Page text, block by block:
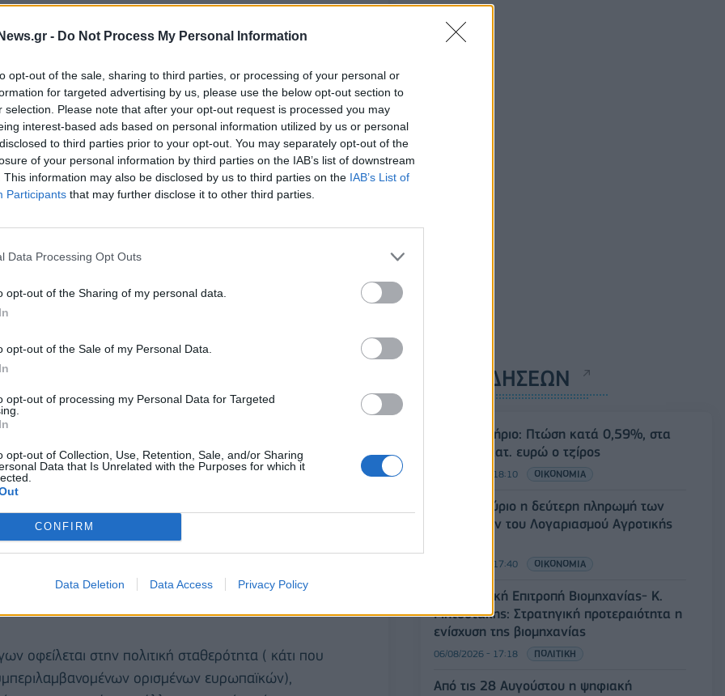
- Do Not Process My Personal Information
opt-out of the sale, sharing to third parties, or processing of your personal or
for targeted advertising by us, please use the below opt-out section to
selection. Please note that after your opt-out request is processed you may
interest-based ads based on personal information utilized by us or personal
to third parties prior to your opt-out. You may separately opt-out of the
of your personal information by third parties on the IAB’s list of downstream
This information may also be disclosed by us to third parties on the IAB’s List of
Participants that may further disclose it to other third parties.
Data Processing Opt Outs
opt-out of the Sharing of my personal data.
opt-out of the Sale of my Personal Data.
opt-out of processing my Personal Data for Targeted
opt-out of Collection, Use, Retention, Sale, and/or Sharing
Data that Is Unrelated with the Purposes for which it
CONFIRM
Data Deletion Data Access Privacy Policy
στις διεθνείς αγορές ομολόγων, η εγχώρια
αγορά ομολόγων, τόνιζαν αναλυτές στο
αγορές κλονίζονταν από την ανησυχία για
σημείωσαν ράλι.
αρχή του χρόνου ήταν στα επίπεδα των 85 και 90
φθηνότερα ακόμη και από την Ιταλία
από το εξωτερικό ύψους 7,5 δισ.
όταν το αντίστοιχο ποσό για ολόκληρο το
(3,5 δισ. ευρώ), τον Ιούνιο (1,6 δισ. ευρώ )
οφείλεται στην πολιτική σταθερότητα ( κάτι που
ορισμένων ευρωπαϊκών),
ΡΟΗ ΕΙΔΗΣΕΩΝ
Χρηματιστήριο: Πτώση κατά 0,59%, στα
320,42 εκατ. ευρώ ο τζίρος
06/08/2026 - 18:10 ΟΙΚΟΝΟΜΙΑ
ΟΠΕΚΑ: Αύριο η δεύτερη πληρωμή των
δικαιούχων του Λογαριασμού Αγροτικής
06/08/2026 - 17:40 ΟΙΚΟΝΟΜΙΑ
Κυβερνητική Επιτροπή Βιομηχανίας- Κ.
Μητσοτάκης: Στρατηγική προτεραιότητα η
ενίσχυση της βιομηχανίας
06/08/2026 - 17:18 ΠΟΛΙΤΙΚΗ
Από τις 28 Αυγούστου η ψηφιακή